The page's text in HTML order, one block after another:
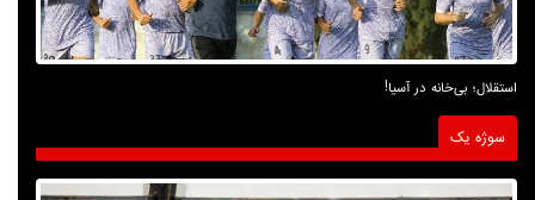
استقلال؛ بی‌خانه در آسیا!
سوژه یک